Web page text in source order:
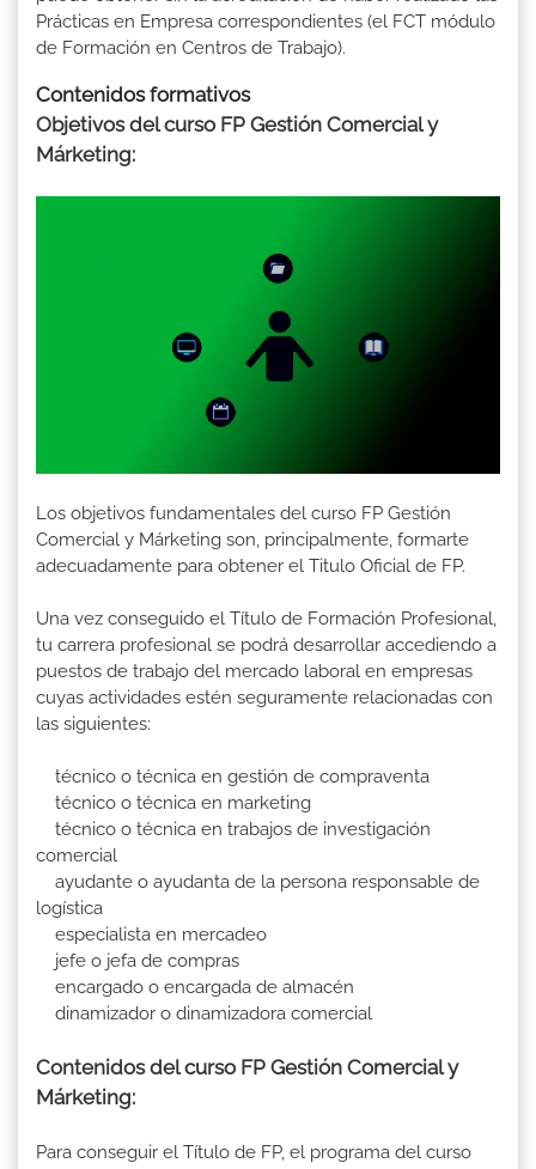
Prácticas en Empresa correspondientes (el FCT módulo
de Formación en Centros de Trabajo).
Contenidos formativos
Objetivos del curso FP Gestión Comercial y
Márketing:
Los objetivos fundamentales del curso FP Gestión
Comercial y Márketing son, principalmente, formarte
adecuadamente para obtener el Titulo Oficial de FP.
Una vez conseguido el Título de Formación Profesional,
tu carrera profesional se podrá desarrollar accediendo a
puestos de trabajo del mercado laboral en empresas
cuyas actividades estén seguramente relacionadas con
las siguientes:
técnico o técnica en gestión de compraventa
técnico o técnica en marketing
técnico o técnica en trabajos de investigación
comercial
ayudante o ayudanta de la persona responsable de
logística
especialista en mercadeo
jefe o jefa de compras
encargado o encargada de almacén
dinamizador o dinamizadora comercial
Contenidos del curso FP Gestión Comercial y
Márketing:
Para conseguir el Título de FP, el programa del curso